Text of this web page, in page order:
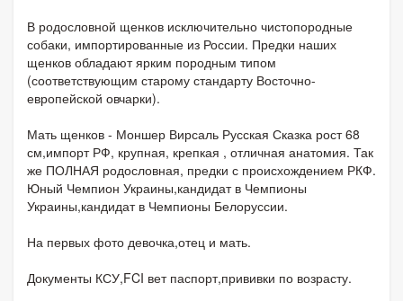
В родословной щенков исключительно чистопородные
собаки, импортированные из России. Предки наших
щенков обладают ярким породным типом
(соответствующим старому стандарту Восточно-
европейской овчарки).
Мать щенков - Моншер Вирсаль Русская Сказка рост 68
см,импорт РФ, крупная, крепкая , отличная анатомия. Так
же ПОЛНАЯ родословная, предки с происхождением РКФ.
Юный Чемпион Украины,кандидат в Чемпионы
Украины,кандидат в Чемпионы Белоруссии.
На первых фото девочка,отец и мать.
Документы КСУ,FCI вет паспорт,прививки по возрасту.